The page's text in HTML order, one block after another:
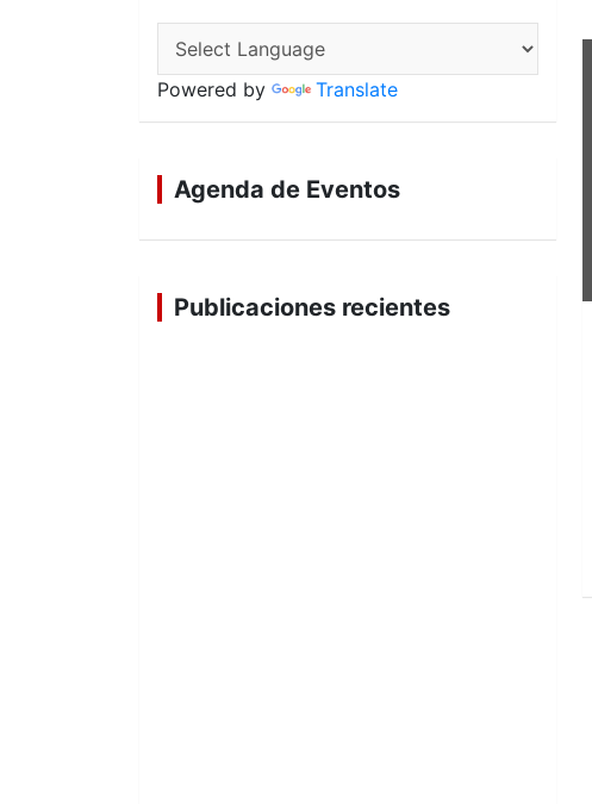
Powered by Translate
Agenda de Eventos
Publicaciones recientes